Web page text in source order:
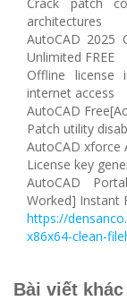
architectures
AutoCAD 2025
Unlimited FREE
Offline license
internet access
AutoCAD
Patch utility
AutoCAD xforce
License key
AutoCAD
Worked] Instant
https://
x86x64-clean-
Bài viết khác